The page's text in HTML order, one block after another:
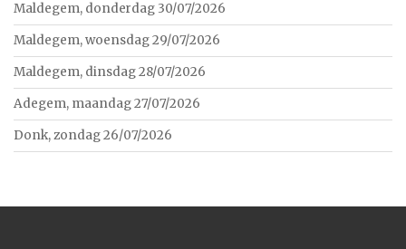
Maldegem, donderdag 30/07/2026
Maldegem, woensdag 29/07/2026
Maldegem, dinsdag 28/07/2026
Adegem, maandag 27/07/2026
Donk, zondag 26/07/2026